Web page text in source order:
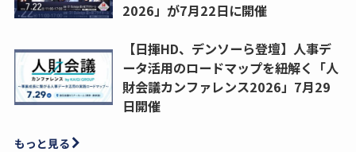
2026」が7月22日に開催
【日揮HD、デンソーら登壇】人事デ
ータ活用のロードマップを紐解く「人
財会議カンファレンス2026」7月29
日開催
もっと見る